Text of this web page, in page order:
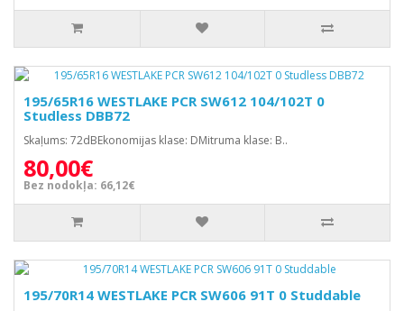
195/65R16 WESTLAKE PCR SW612 104/102T 0
Studless DBB72
Skaļums: 72dBEkonomijas klase: DMitruma klase: B..
80,00€
Bez nodokļa: 66,12€
195/70R14 WESTLAKE PCR SW606 91T 0 Studdable